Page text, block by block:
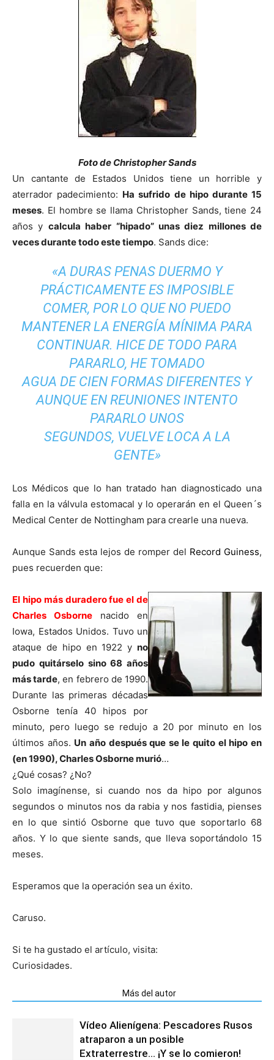
Foto de Christopher Sands
Un cantante de Estados Unidos tiene un horrible y
aterrador padecimiento: Ha sufrido de hipo durante 15
meses. El hombre se llama Christopher Sands, tiene 24
años y calcula haber “hipado” unas diez millones de
veces durante todo este tiempo. Sands dice:
«A DURAS PENAS DUERMO Y
PRÁCTICAMENTE ES IMPOSIBLE
COMER, POR LO QUE NO PUEDO
MANTENER LA ENERGÍA MÍNIMA PARA
CONTINUAR. HICE DE TODO PARA
PARARLO, HE TOMADO
AGUA DE CIEN FORMAS DIFERENTES Y
AUNQUE EN REUNIONES INTENTO
PARARLO UNOS
SEGUNDOS, VUELVE LOCA A LA
GENTE»
Los Médicos que lo han tratado han diagnosticado una
falla en la válvula estomacal y lo operarán en el Queen´s
Medical Center de Nottingham para crearle una nueva.
Aunque Sands esta lejos de romper del Record Guiness,
pues recuerden que:
El hipo más duradero fue el de
Charles Osborne nacido en
Iowa, Estados Unidos. Tuvo un
ataque de hipo en 1922 y no
pudo quitárselo sino 68 años
más tarde, en febrero de 1990.
Durante las primeras décadas
Osborne tenía 40 hipos por
minuto, pero luego se redujo a 20 por minuto en los
últimos años. Un año después que se le quito el hipo en
(en 1990), Charles Osborne murió…
¿Qué cosas? ¿No?
Solo imagínense, si cuando nos da hipo por algunos
segundos o minutos nos da rabia y nos fastidia, pienses
en lo que sintió Osborne que tuvo que soportarlo 68
años. Y lo que siente sands, que lleva soportándolo 15
meses.
Esperamos que la operación sea un éxito.
Caruso.
Si te ha gustado el artículo, visita:
Curiosidades.
Más del autor
Vídeo Alienígena: Pescadores Rusos
atraparon a un posible
Extraterrestre… ¡Y se lo comieron!